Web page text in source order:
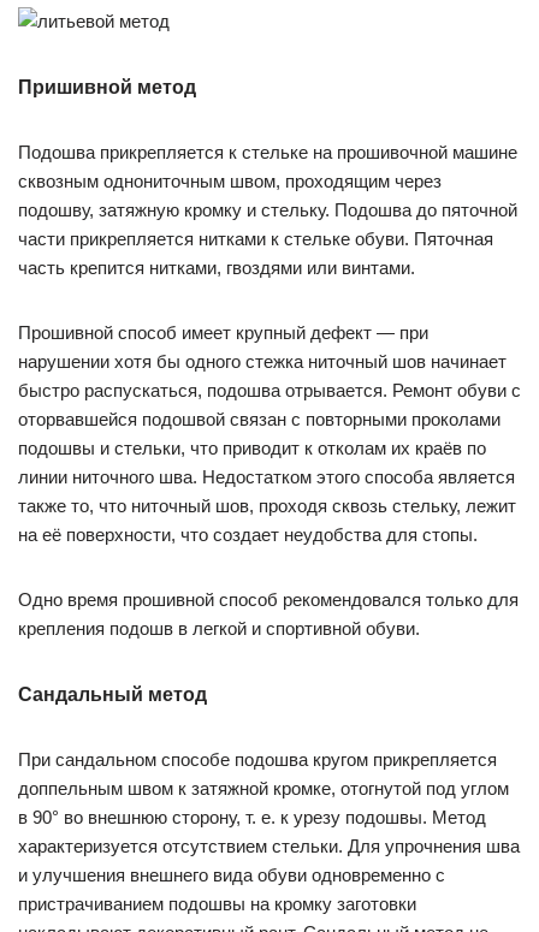
Пришивной метод
Подошва прикрепляется к стельке на прошивочной машине
сквозным однониточным швом, проходящим через
подошву, затяжную кромку и стельку. Подошва до пяточной
части прикрепляется нитками к стельке обуви. Пяточная
часть крепится нитками, гвоздями или винтами.
Прошивной способ имеет крупный дефект — при
нарушении хотя бы одного стежка ниточный шов начинает
быстро распускаться, подошва отрывается. Ремонт обуви с
оторвавшейся подошвой связан с повторными проколами
подошвы и стельки, что приводит к отколам их краёв по
линии ниточного шва. Недостатком этого способа является
также то, что ниточный шов, проходя сквозь стельку, лежит
на её поверхности, что создает неудобства для стопы.
Одно время прошивной способ рекомендовался только для
крепления подошв в легкой и спортивной обуви.
Сандальный метод
При сандальном способе подошва кругом прикрепляется
доппельным швом к затяжной кромке, отогнутой под углом
в 90° во внешнюю сторону, т. е. к урезу подошвы. Метод
характеризуется отсутствием стельки. Для упрочнения шва
и улучшения внешнего вида обуви одновременно с
пристрачиванием подошвы на кромку заготовки